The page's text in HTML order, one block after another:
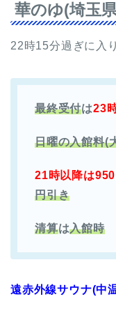
華のゆ(埼玉
22時15分過ぎに入
最終受付は23
日曜の入館料(
21時以降は950
円引き
清算は入館時
遠赤外線サウナ(